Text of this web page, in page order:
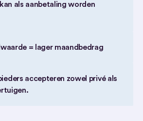
als aanbetaling worden
= lager maandbedrag
accepteren zowel privé als